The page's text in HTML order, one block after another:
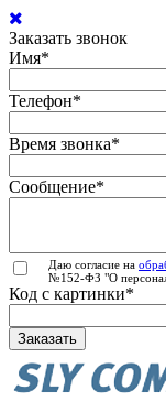
Заказать звонок
Имя*
Телефон*
Время звонка*
Сообщение*
Даю согласие на
№152-ФЗ "О
Код с картинки*
Заказать